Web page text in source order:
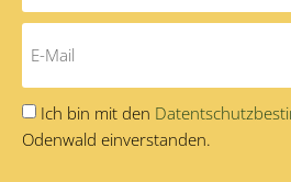
Ich bin mit den
Odenwald einverstanden.